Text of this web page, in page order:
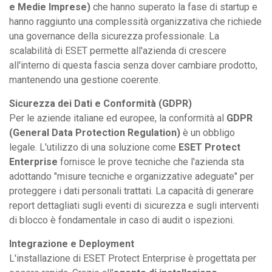
e Medie Imprese) che hanno superato la fase di startup e
hanno raggiunto una complessità organizzativa che richiede
una governance della sicurezza professionale. La
scalabilità di ESET permette all'azienda di crescere
all'interno di questa fascia senza dover cambiare prodotto,
mantenendo una gestione coerente.
Sicurezza dei Dati e Conformità (GDPR)
Per le aziende italiane ed europee, la conformità al GDPR
(General Data Protection Regulation) è un obbligo
legale. L'utilizzo di una soluzione come ESET Protect
Enterprise fornisce le prove tecniche che l'azienda sta
adottando "misure tecniche e organizzative adeguate" per
proteggere i dati personali trattati. La capacità di generare
report dettagliati sugli eventi di sicurezza e sugli interventi
di blocco è fondamentale in caso di audit o ispezioni.
Integrazione e Deployment
L'installazione di ESET Protect Enterprise è progettata per